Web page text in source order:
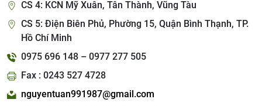
CS 4: KCN Mỹ Xuân, Tân Thành, Vũng Tàu
CS 5: Điện Biên Phủ, Phường 15, Quận Bình Thạnh, TP.
Hồ Chí Minh
0975 696 148 – 0977 277 505
Fax : 0243 527 4728
nguyentuan991987@gmail.com